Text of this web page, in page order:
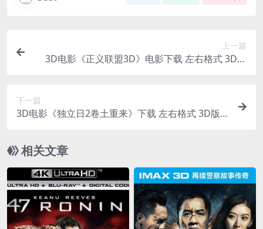
上一篇
3D电影《正义联盟3D》电影下载 左右格式 3D版
下一篇
3D电影《独立日2卷土重来》下载 左右格式 3D版
相关文章